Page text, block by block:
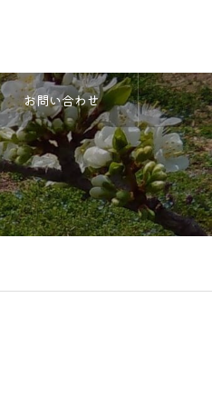
お問い合わせ